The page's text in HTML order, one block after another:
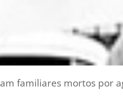
familiares mortos por